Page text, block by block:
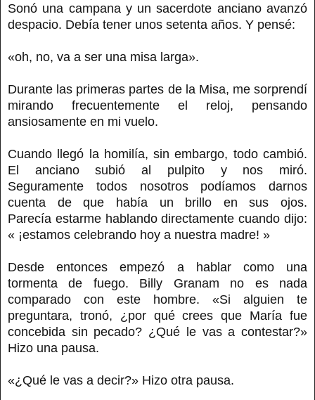
Sonó una campana y un sacerdote anciano avanzó
despacio. Debía tener unos setenta años. Y pensé:
«oh, no, va a ser una misa larga».
Durante las primeras partes de la Misa, me sorprendí
mirando frecuentemente el reloj, pensando
ansiosamente en mi vuelo.
Cuando llegó la homilía, sin embargo, todo cambió.
El anciano subió al pulpito y nos miró.
Seguramente todos nosotros podíamos darnos
cuenta de que había un brillo en sus ojos.
Parecía estarme hablando directamente cuando dijo:
« ¡estamos celebrando hoy a nuestra madre! »
Desde entonces empezó a hablar como una
tormenta de fuego. Billy Granam no es nada
comparado con este hombre. «Si alguien te
preguntara, tronó, ¿por qué crees que María fue
concebida sin pecado? ¿Qué le vas a contestar?»
Hizo una pausa.
«¿Qué le vas a decir?» Hizo otra pausa.